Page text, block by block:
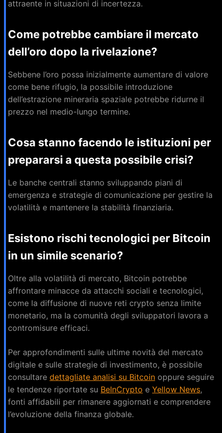
attraente in situazioni di incertezza.
Come potrebbe cambiare il mercato
dell’oro dopo la rivelazione?
Sebbene l’oro possa inizialmente aumentare di valore
come bene rifugio, la possibile introduzione
dell’estrazione mineraria spaziale potrebbe ridurne il
prezzo nel medio-lungo termine.
Cosa stanno facendo le istituzioni per
prepararsi a questa possibile crisi?
Le banche centrali stanno sviluppando piani di
emergenza e strategie di comunicazione per gestire la
volatilità e mantenere la stabilità finanziaria.
Esistono rischi tecnologici per Bitcoin
in un simile scenario?
Oltre alla volatilità di mercato, Bitcoin potrebbe
affrontare minacce da attacchi sociali e tecnologici,
come la diffusione di nuove reti crypto senza limite
monetario, ma la comunità degli sviluppatori lavora a
contromisure efficaci.
Per approfondimenti sulle ultime novità del mercato
digitale e sulle strategie di investimento, è possibile
consultare dettagliate analisi su Bitcoin oppure seguire
le tendenze riportate su BeInCrypto e Yellow News,
fonti affidabili per rimanere aggiornati e comprendere
l’evoluzione della finanza globale.